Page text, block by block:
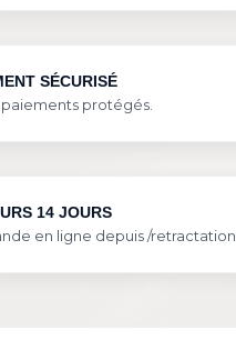
SÉCURISÉ
protégés.
14 JOURS
en ligne depuis /retractation.